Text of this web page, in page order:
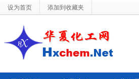
设为首页 添加到收藏夹